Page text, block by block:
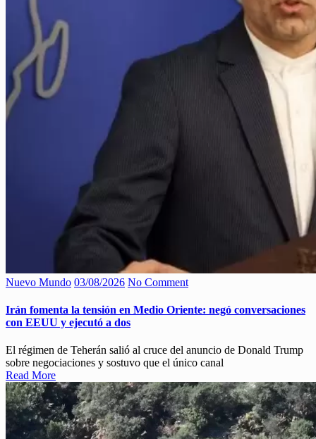
Nuevo Mundo 03/08/2026 No Comment
Irán fomenta la tensión en Medio Oriente: negó conversaciones
con EEUU y ejecutó a dos
El régimen de Teherán salió al cruce del anuncio de Donald Trump
sobre negociaciones y sostuvo que el único canal
Read More